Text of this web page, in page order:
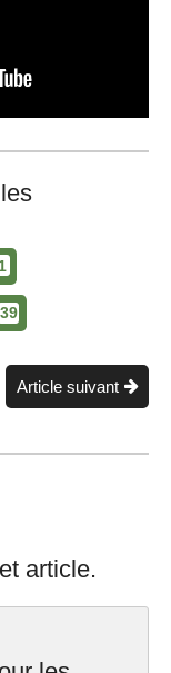
39
Article suivant
article.